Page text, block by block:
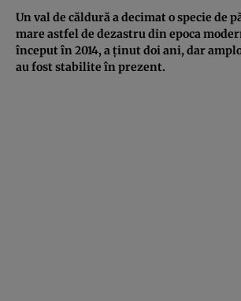
Un val de căldură a decimat o specie de
mare astfel de dezastru din epoca
început în 2014, a ținut doi ani, dar
au fost stabilite în prezent.